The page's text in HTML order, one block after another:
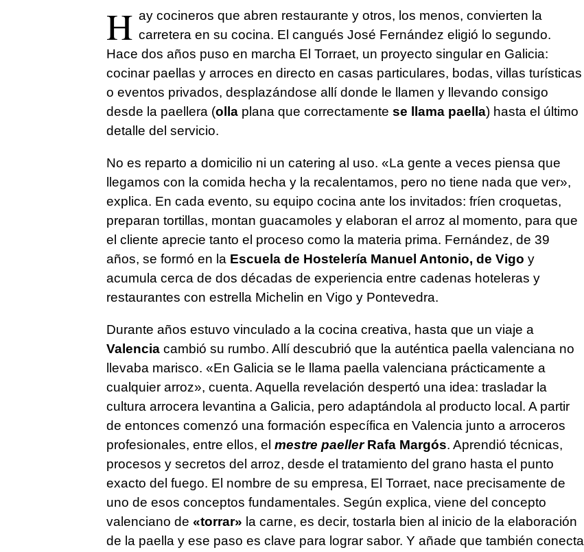
H ay cocineros que abren restaurante y otros, los menos, convierten la
carretera en su cocina. El cangués José Fernández eligió lo segundo.
Hace dos años puso en marcha El Torraet, un proyecto singular en Galicia:
cocinar paellas y arroces en directo en casas particulares, bodas, villas turísticas
o eventos privados, desplazándose allí donde le llamen y llevando consigo
desde la paellera (ollaplana que correctamente se llama paella) hasta el último
detalle del servicio.
No es reparto a domicilio ni un catering al uso. «La gente a veces piensa que
llegamos con la comida hecha y la recalentamos, pero no tiene nada que ver»,
explica. En cada evento, su equipo cocina ante los invitados: fríen croquetas,
preparan tortillas, montan guacamoles y elaboran el arroz al momento, para que
el cliente aprecie tanto el proceso como la materia prima. Fernández, de 39
años, se formó en la Escuela de Hostelería Manuel Antonio, de Vigo y
acumula cerca de dos décadas de experiencia entre cadenas hoteleras y
restaurantes con estrella Michelin en Vigo y Pontevedra.
Durante años estuvo vinculado a la cocina creativa, hasta que un viaje a
Valenciacambió su rumbo. Allí descubrió que la auténtica paella valenciana no
llevaba marisco. «En Galicia se le llama paella valenciana prácticamente a
cualquier arroz», cuenta. Aquella revelación despertó una idea: trasladar la
cultura arrocera levantina a Galicia, pero adaptándola al producto local. A partir
de entonces comenzó una formación específica en Valencia junto a arroceros
profesionales, entre ellos, el mestre paeller Rafa Margós. Aprendió técnicas,
procesos y secretos del arroz, desde el tratamiento del grano hasta el punto
exacto del fuego. El nombre de su empresa, El Torraet, nace precisamente de
uno de esos conceptos fundamentales. Según explica, viene del concepto
valenciano de «torrar» la carne, es decir, tostarla bien al inicio de la elaboración
de la paella y ese paso es clave para lograr sabor. Y añade que también conecta